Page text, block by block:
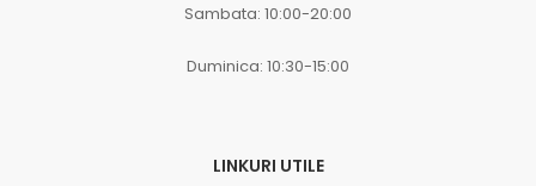
Sambata: 10:00-20:00
Duminica: 10:30-15:00
LINKURI UTILE